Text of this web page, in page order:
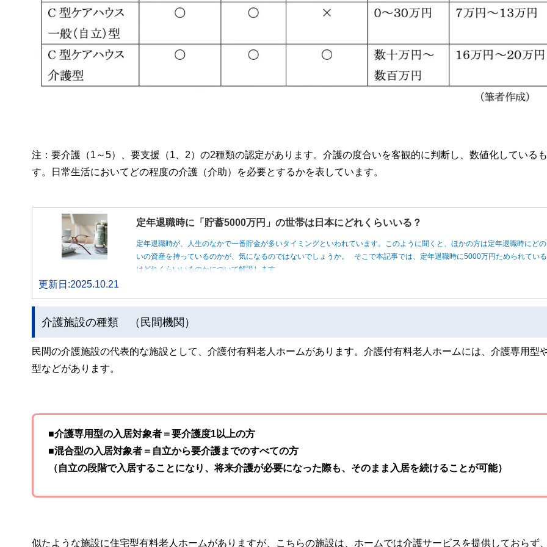
注：要介護（1～5）、要支援（1、2）の2種類の認定があります。介護の度合いを客観的に判断し、数値化している
す。日常生活においてどの程度の介護（介助）を必要とするかを表しています。
定年退職時に「貯蓄5000万円」の世帯は日本にどれくらいいる？
定年退職時が、人生のなかで一番貯金が多いタイミングといわれています。このように聞くと、ほかの方は定年退職時にどの
いの資産を持っているのかが、気になるのではないでしょうか。 そこで本記事では、定年退職時に5000万円ためられてい
はどれくらいいるのかについて解説します。
更新日:2025.10.21
介護施設の種類 （民間機関）
民間の介護施設の代表的な施設として、介護付有料老人ホームがあります。介護付有料老人ホームには、介護専用型
型などがあります。
■介護専用型の入居対象者＝要介護度1以上の方
■混合型の入居対象者＝自立から要介護までのすべての方
（自立の段階で入居することになり、将来介護が必要になった際も、そのまま入居を続けることが可能）
似たような施設に住宅型有料老人ホームがありますが、こちらの施設は、ホームでは介護サービスを提供しておらず